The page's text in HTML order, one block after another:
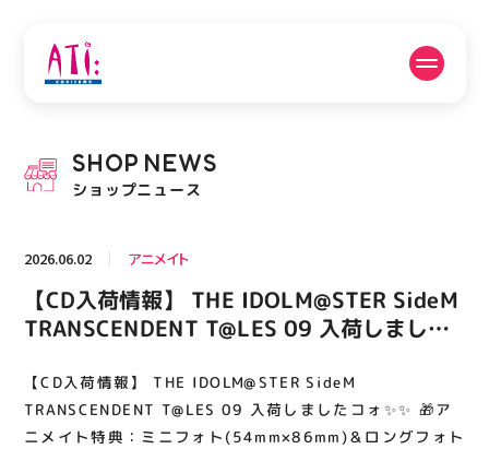
PICK UP NEWS
ピックアップニュース
フロアガイド 営業時間
ACCESS
アクセス・駐車場
RECRUIT
スタッフ募集
SHOP NEWS
ショップニュース
2026.06.02 アニメイト
【CD入荷情報】 THE IDOLM@STER SideM
TRANSCENDENT T@LES 09 入荷しました
(54mm×86mm)＆ロングフォト
(150×50mm) #SideM
【CD入荷情報】 THE IDOLM@STER SideM
TRANSCENDENT T@LES 09 入荷しましたコォ✨✨ 🎁ア
ニメイト特典：ミニフォト(54mm×86mm)＆ロングフォト